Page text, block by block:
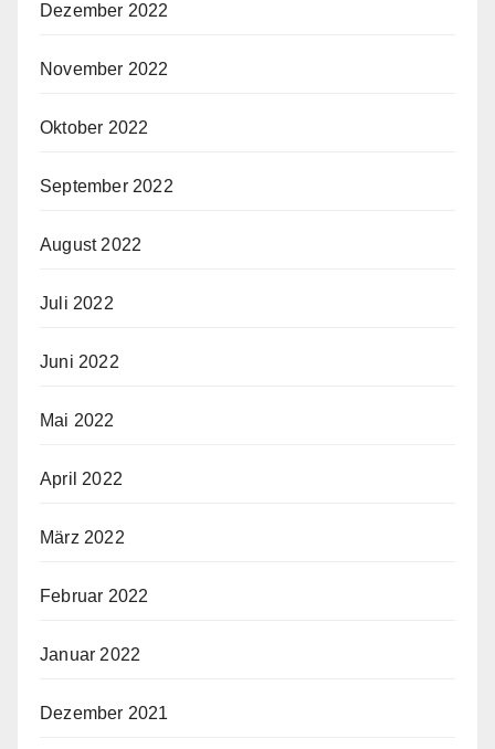
Dezember 2022
November 2022
Oktober 2022
September 2022
August 2022
Juli 2022
Juni 2022
Mai 2022
April 2022
März 2022
Februar 2022
Januar 2022
Dezember 2021